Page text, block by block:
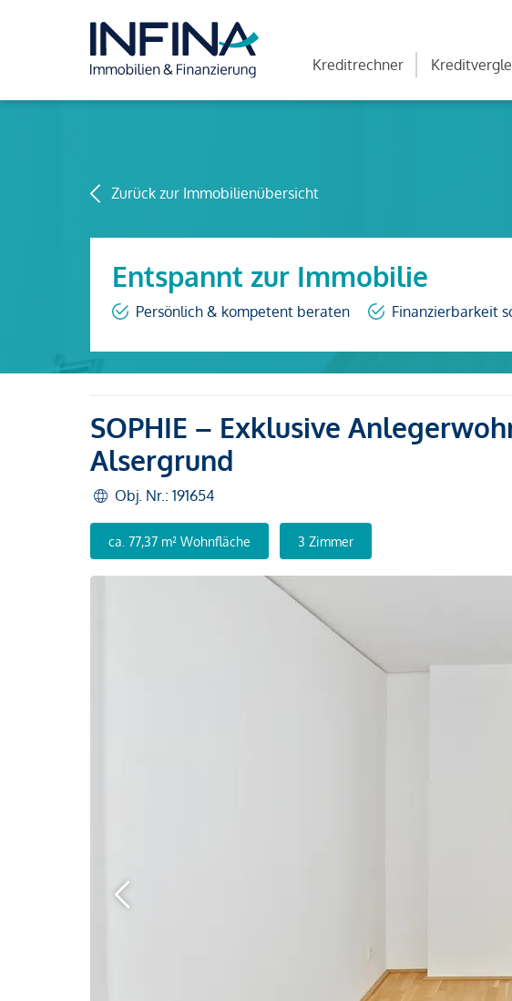
Kreditrechner
Zurück zur Immobilienübersicht
Entspannt zur Immobilie
Persönlich & kompetent beraten Finanzierbarkeit
SOPHIE – Exklusive
Alsergrund
Obj. Nr.: 191654
ca. 77,37 m² Wohnfläche 3 Zimmer